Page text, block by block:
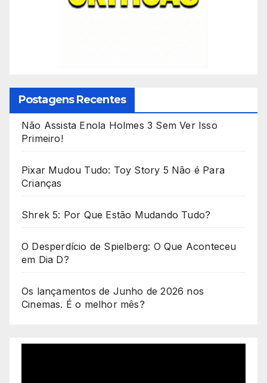
Postagens Recentes
Não Assista Enola Holmes 3 Sem Ver Isso
Primeiro!
Pixar Mudou Tudo: Toy Story 5 Não é Para
Crianças
Shrek 5: Por Que Estão Mudando Tudo?
O Desperdício de Spielberg: O Que Aconteceu
em Dia D?
Os lançamentos de Junho de 2026 nos
Cinemas. É o melhor mês?